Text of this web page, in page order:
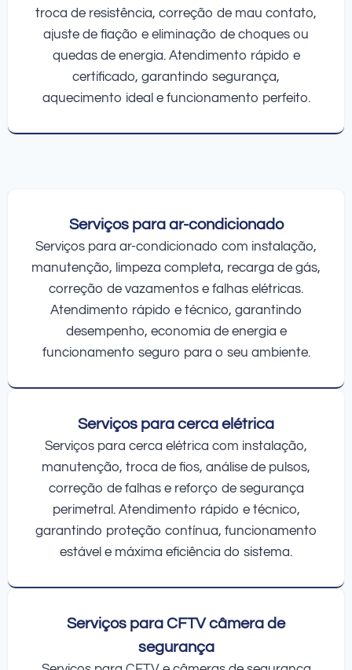
troca de resistência, correção de mau contato,
ajuste de fiação e eliminação de choques ou
quedas de energia. Atendimento rápido e
certificado, garantindo segurança,
aquecimento ideal e funcionamento perfeito.
Serviços para ar-condicionado
Serviços para ar-condicionado com instalação,
manutenção, limpeza completa, recarga de gás,
correção de vazamentos e falhas elétricas.
Atendimento rápido e técnico, garantindo
desempenho, economia de energia e
funcionamento seguro para o seu ambiente.
Serviços para cerca elétrica
Serviços para cerca elétrica com instalação,
manutenção, troca de fios, análise de pulsos,
correção de falhas e reforço de segurança
perimetral. Atendimento rápido e técnico,
garantindo proteção contínua, funcionamento
estável e máxima eficiência do sistema.
Serviços para CFTV câmera de
segurança